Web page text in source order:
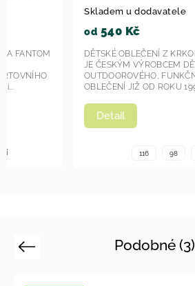
u dodavatele
OBLEČENÍ Z KRKONOŠ ZNAČKA FANTOM
ČESKÝM VÝROBCEM DĚTSKÉHO
FUNKČNÍHO A SPORTOVNÍHO
JIŽ OD ROKU 1999. Zakládá si...
+ další
Podobné (3)
Previous